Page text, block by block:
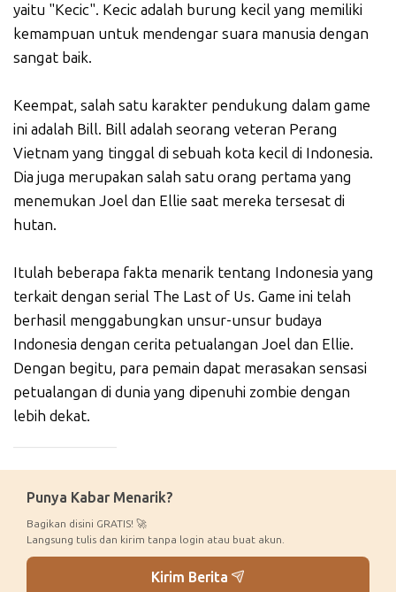
yaitu "Kecic". Kecic adalah burung kecil yang memiliki
kemampuan untuk mendengar suara manusia dengan
sangat baik.
Keempat, salah satu karakter pendukung dalam game
ini adalah Bill. Bill adalah seorang veteran Perang
Vietnam yang tinggal di sebuah kota kecil di Indonesia.
Dia juga merupakan salah satu orang pertama yang
menemukan Joel dan Ellie saat mereka tersesat di
hutan.
Itulah beberapa fakta menarik tentang Indonesia yang
terkait dengan serial The Last of Us. Game ini telah
berhasil menggabungkan unsur-unsur budaya
Indonesia dengan cerita petualangan Joel dan Ellie.
Dengan begitu, para pemain dapat merasakan sensasi
petualangan di dunia yang dipenuhi zombie dengan
lebih dekat.
Punya Kabar Menarik?
Bagikan disini GRATIS! 🚀
Langsung tulis dan kirim tanpa login atau buat akun.
Kirim Berita